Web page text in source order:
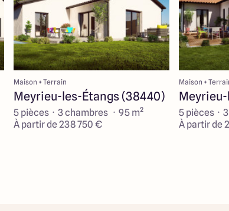
Maison + Terrain
Meyrieu-les-Étangs (38440)
5 pièces · 3 chambres · 95 m²
À partir de 238 750 €
Maison +
5 pièces ·
À partir de